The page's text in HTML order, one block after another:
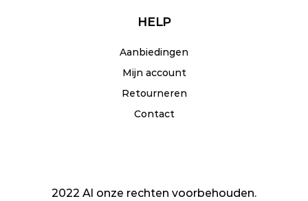
HELP
Aanbiedingen
Mijn account
Retourneren
Contact
2022 Al onze rechten voorbehouden.